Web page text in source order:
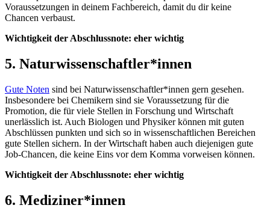
Voraussetzungen in deinem Fachbereich, damit du dir keine
Chancen verbaust.
Wichtigkeit der Abschlussnote: eher wichtig
5. Naturwissenschaftler*innen
Gute Noten sind bei Naturwissenschaftler*innen gern gesehen.
Insbesondere bei Chemikern sind sie Voraussetzung für die
Promotion, die für viele Stellen in Forschung und Wirtschaft
unerlässlich ist. Auch Biologen und Physiker können mit guten
Abschlüssen punkten und sich so in wissenschaftlichen Bereichen
gute Stellen sichern. In der Wirtschaft haben auch diejenigen gute
Job-Chancen, die keine Eins vor dem Komma vorweisen können.
Wichtigkeit der Abschlussnote: eher wichtig
6. Mediziner*innen